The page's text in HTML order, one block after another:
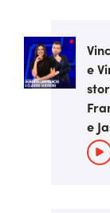
e
e